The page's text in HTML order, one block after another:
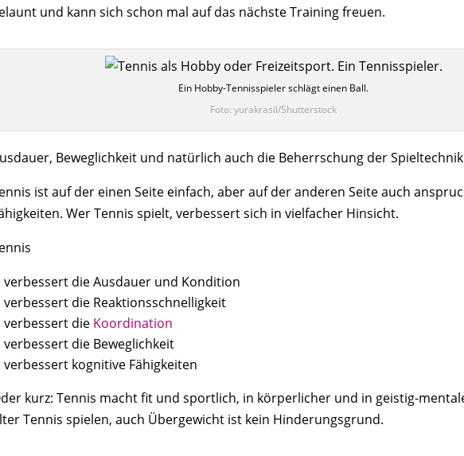
und kann sich schon mal auf das nächste Training freuen.
Ein Hobby-Tennisspieler schlägt einen Ball.
Foto: yurakrasil/Shutterstock
Beweglichkeit und natürlich auch die Beherrschung der
ist auf der einen Seite einfach, aber auf der anderen Seite auch
Wer Tennis spielt, verbessert sich in vielfacher Hinsicht.
verbessert die Ausdauer und Kondition
verbessert die Reaktionsschnelligkeit
verbessert die Koordination
verbessert die Beweglichkeit
verbessert kognitive Fähigkeiten
kurz: Tennis macht fit und sportlich, in körperlicher und in geistig-
Tennis spielen, auch Übergewicht ist kein Hinderungsgrund.